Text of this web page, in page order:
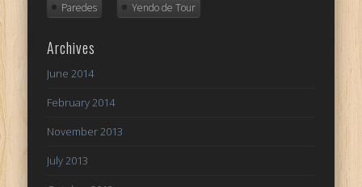
Paredes Yendo de Tour
Archives
June 2014
February 2014
November 2013
July 2013